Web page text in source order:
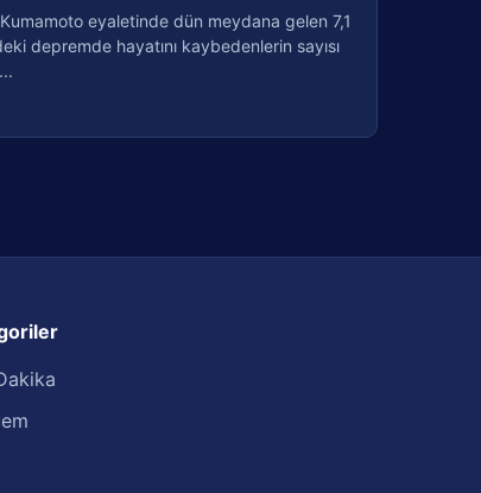
eyaletinde dün meydana gelen 7,1
depremde hayatını kaybedenlerin sayısı